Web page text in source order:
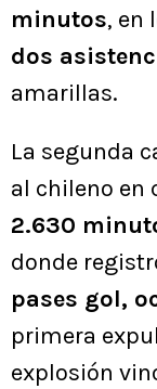
minutos, en
dos
amarillas.
La segunda
al chileno en
2.630
donde
pases gol,
primera
explosión